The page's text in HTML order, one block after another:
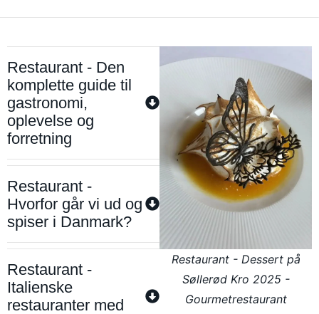
Restaurant - Den
komplette guide til
gastronomi,
oplevelse og
forretning
Restaurant -
Hvorfor går vi ud og
spiser i Danmark?
Restaurant -
Italienske
restauranter med
Restaurant - Dessert på
Søllerød Kro 2025 -
Gourmetrestaurant